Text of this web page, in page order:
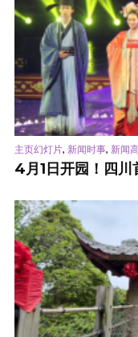
主页幻灯片, 新闻时事, 新闻
4月1日开园！四